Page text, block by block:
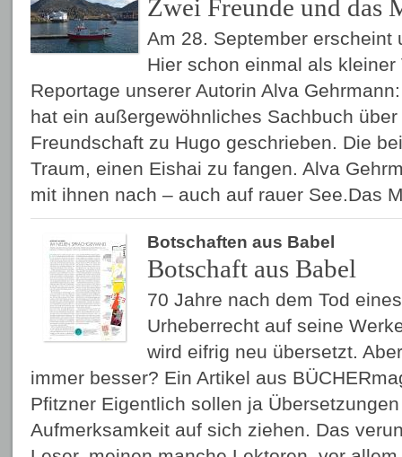
Zwei Freunde und das
Am 28. September erscheint
Hier schon einmal als
Reportage unserer Autorin Alva
hat ein außergewöhnliches Sachbuch
Freundschaft zu Hugo geschrieben. Die
Traum, einen Eishai zu fangen. Alva
mit ihnen nach – auch auf rauer See.Das
Botschaften aus Babel
Botschaft aus Babel
70 Jahre nach dem Tod
Urheberrecht auf seine
wird eifrig neu übersetzt.
immer besser? Ein Artikel aus
Pfitzner Eigentlich sollen ja
Aufmerksamkeit auf sich ziehen. Das